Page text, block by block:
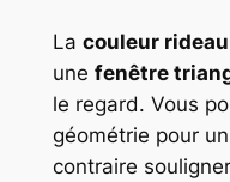
La couleur rideau
une fenêtre
le regard. Vous
géométrie pour
contraire